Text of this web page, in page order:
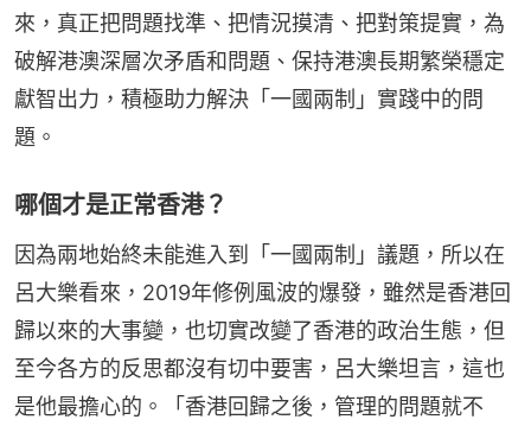
來，真正把問題找準、把情況摸清、把對策提實，為
破解港澳深層次矛盾和問題、保持港澳長期繁榮穩定
獻智出力，積極助力解決「一國兩制」實踐中的問
題。
哪個才是正常香港？
因為兩地始終未能進入到「一國兩制」議題，所以在
呂大樂看來，2019年修例風波的爆發，雖然是香港回
歸以來的大事變，也切實改變了香港的政治生態，但
至今各方的反思都沒有切中要害，呂大樂坦言，這也
是他最擔心的。「香港回歸之後，管理的問題就不